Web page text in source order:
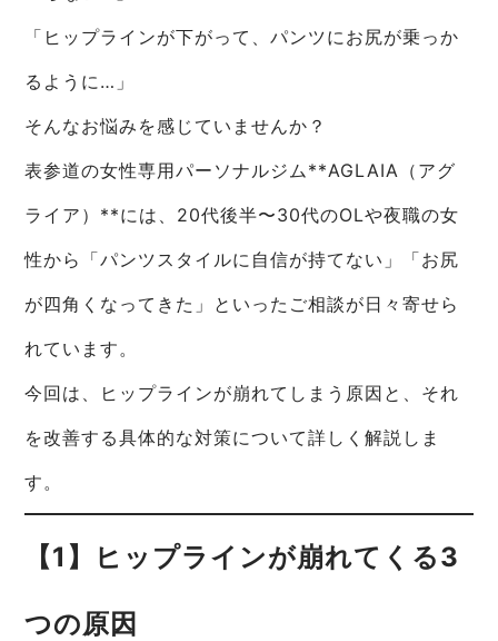
「ヒップラインが下がって、パンツにお尻が乗っか
るように…」
そんなお悩みを感じていませんか？
表参道の女性専用パーソナルジム**AGLAIA（アグ
ライア）**には、20代後半〜30代のOLや夜職の女
性から「パンツスタイルに自信が持てない」「お尻
が四角くなってきた」といったご相談が日々寄せら
れています。
今回は、ヒップラインが崩れてしまう原因と、それ
を改善する具体的な対策について詳しく解説しま
す。
【1】ヒップラインが崩れてくる3
つの原因